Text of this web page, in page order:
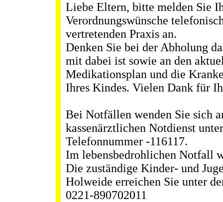
Liebe Eltern, bitte melden Sie
Verordnungswünsche
vertretenden Praxis an.
Denken Sie bei der Abholung
mit dabei ist sowie an den
Medikationsplan und die
Ihres Kindes. Vielen Dank für
Bei Notfällen wenden Sie sich
kassenärztlichen Notdienst
Telefonnummer -116117.
Im lebensbedrohlichen Notfall
Die zuständige Kinder- und
Holweide erreichen Sie unter
0221-890702011